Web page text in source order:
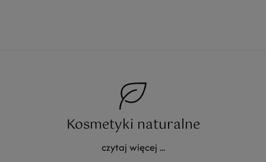
Kosmetyki naturalne
czytaj więcej ...